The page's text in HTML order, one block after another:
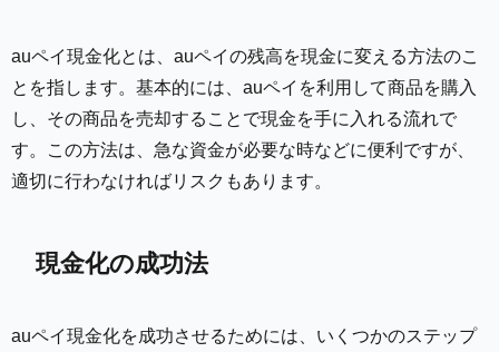
auペイ現金化とは、auペイの残高を現金に変える方法のこ
とを指します。基本的には、auペイを利用して商品を購入
し、その商品を売却することで現金を手に入れる流れで
す。この方法は、急な資金が必要な時などに便利ですが、
適切に行わなければリスクもあります。
現金化の成功法
auペイ現金化を成功させるためには、いくつかのステップ